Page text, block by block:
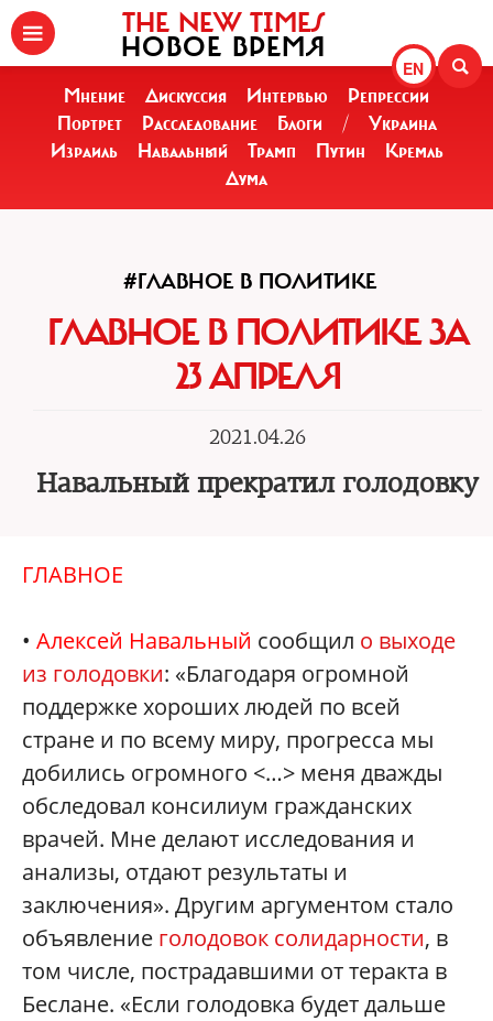
EN
THE NEW TIMES
НОВОЕ ВРЕМЯ
Мнение Дискуссия Интервью
Репрессии
Портрет
Расследование Блоги /
Украина
Израиль
Навальный Трамп Путин
Кремль
Дума
#ГЛАВНОЕ В ПОЛИТИКЕ
ГЛАВНОЕ В ПОЛИТИКЕ ЗА
23 АПРЕЛЯ
2021.04.26
Навальный прекратил голодовку
ГЛАВНОЕ
• Алексей Навальный сообщил о выходе
из голодовки: «Благодаря огромной
поддержке хороших людей по всей
стране и по всему миру, прогресса мы
добились огромного <…> меня дважды
обследовал консилиум гражданских
врачей. Мне делают исследования и
анализы, отдают результаты и
заключения». Другим аргументом стало
объявление голодовок солидарности, в
том числе, пострадавшими от теракта в
Беслане. «Если голодовка будет дальше